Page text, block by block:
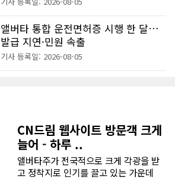
앨버타 통합 운전면허증 시행 한 달…
발급 지연·민원 속출
기사 등록일: 2026-08-05
CN드림 웹사이트 방문객 크게
늘어 - 하루 ..
앨버타주가 전국적으로 크게 각광을 받
고 정착지로 인기를 끌고 있는 가운데